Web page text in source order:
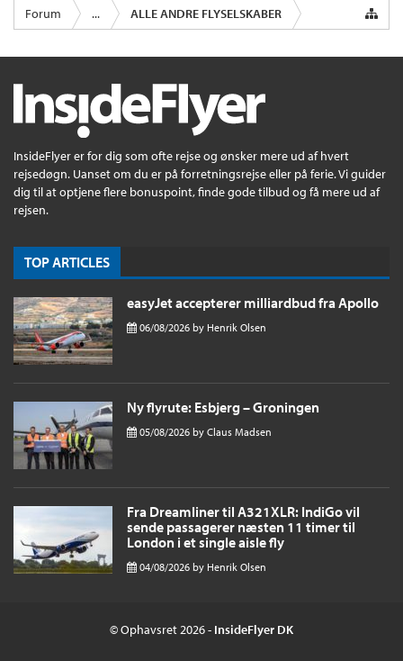
Forum ... ALLE ANDRE FLYSELSKABER
InsideFlyer er for dig som ofte rejse og ønsker mere ud af hvert
rejsedøgn. Uanset om du er på forretningsrejse eller på ferie. Vi guider
dig til at optjene flere bonuspoint, finde gode tilbud og få mere ud af
rejsen.
TOP ARTICLES
easyJet accepterer milliardbud fra Apollo
06/08/2026 by Henrik Olsen
Ny flyrute: Esbjerg – Groningen
05/08/2026 by Claus Madsen
Fra Dreamliner til A321XLR: IndiGo vil
sende passagerer næsten 11 timer til
London i et single aisle fly
04/08/2026 by Henrik Olsen
© Ophavsret 2026 - InsideFlyer DK